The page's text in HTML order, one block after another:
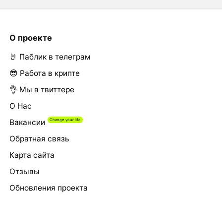
О проекте
🤘 Паблик в телеграм
😎 Работа в крипте
👌 Мы в твиттере
О Нас
Вакансии
Обратная связь
Карта сайта
Отзывы
Обновления проекта